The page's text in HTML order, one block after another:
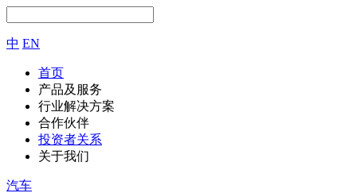
中 EN
首页
产品及服务
行业解决方案
合作伙伴
投资者关系
关于我们
汽车